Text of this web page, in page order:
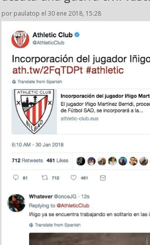
por paulatop el 30 ene 2018, 15:28